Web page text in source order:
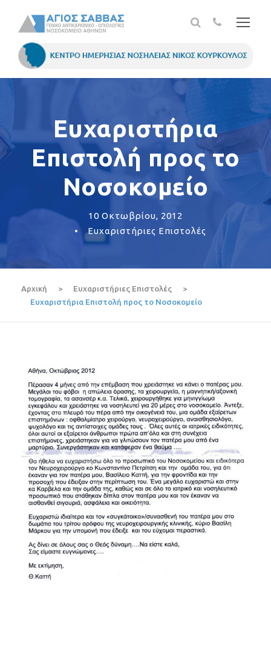
Ευχαριστήρια
Επιστολή προς το
Νοσοκομείο
10 Οκτωβρίου, 2012
•
Ευχαριστήριες Επιστολές
Αρχική > Ευχαριστήριες Επιστολές
>
Ευχαριστήρια Επιστολή προς το Νοσοκομείο